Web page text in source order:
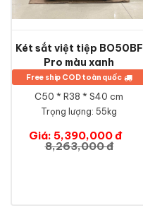
Két sắt việt tiệp BO50BF
Pro màu xanh
Free ship COD toàn quốc
C50 * R38 * S40 cm
Trọng lượng: 55kg
Giá: 5,390,000 đ
8,263,000 đ